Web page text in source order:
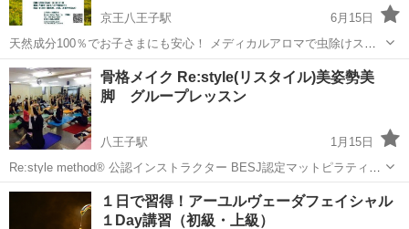
京王八王子駅
6月15日
天然成分100％でお子さまにも安心！ メディカルアロマで虫除けスプ
レー、日焼け止めクリームを作りましょう。 家庭で日常的に使えるア
ロマについてもお話しします。 日時:6/26(水) 10:30-12:00 場所:京王
八...
東京 八王子市 京王八王子駅 アロマ
骨格メイク Re:style(リスタイル)美姿勢美
脚 グループレッスン
八王子駅
1月15日
Re:style method® 公認インストラクター BESJ認定マットピラティス
トレーナー ふみっちです ジェクサーsopra武蔵小金井で 毎週土曜日
レッスンしています。 骨格メイク Re:style met...
東京 八王子市 八王子駅 姿勢
１日で習得！アーユルヴェーダフェイシャル
１Day講習（初級・上級）